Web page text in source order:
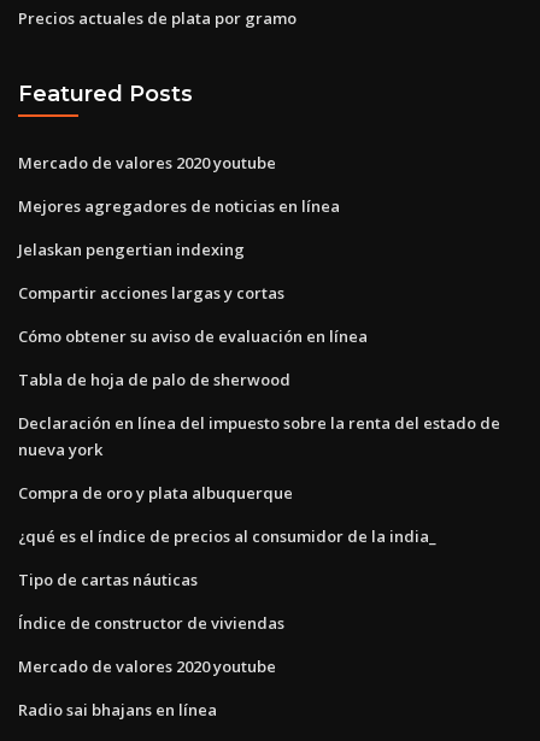
Precios actuales de plata por gramo
Featured Posts
Mercado de valores 2020 youtube
Mejores agregadores de noticias en línea
Jelaskan pengertian indexing
Compartir acciones largas y cortas
Cómo obtener su aviso de evaluación en línea
Tabla de hoja de palo de sherwood
Declaración en línea del impuesto sobre la renta del estado de
nueva york
Compra de oro y plata albuquerque
¿qué es el índice de precios al consumidor de la india_
Tipo de cartas náuticas
Índice de constructor de viviendas
Mercado de valores 2020 youtube
Radio sai bhajans en línea